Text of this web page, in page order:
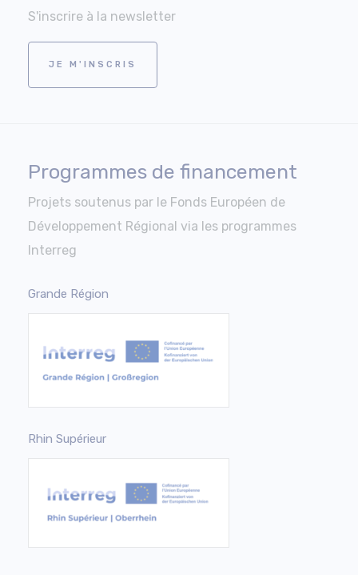
S'inscrire à la newsletter
JE M'INSCRIS
Programmes de financement
Projets soutenus par le Fonds Européen de
Développement Régional via les programmes
Interreg
Grande Région
Rhin Supérieur